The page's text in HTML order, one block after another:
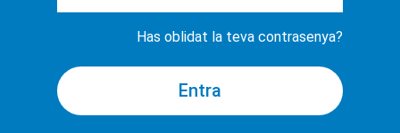
Has oblidat la teva contrasenya?